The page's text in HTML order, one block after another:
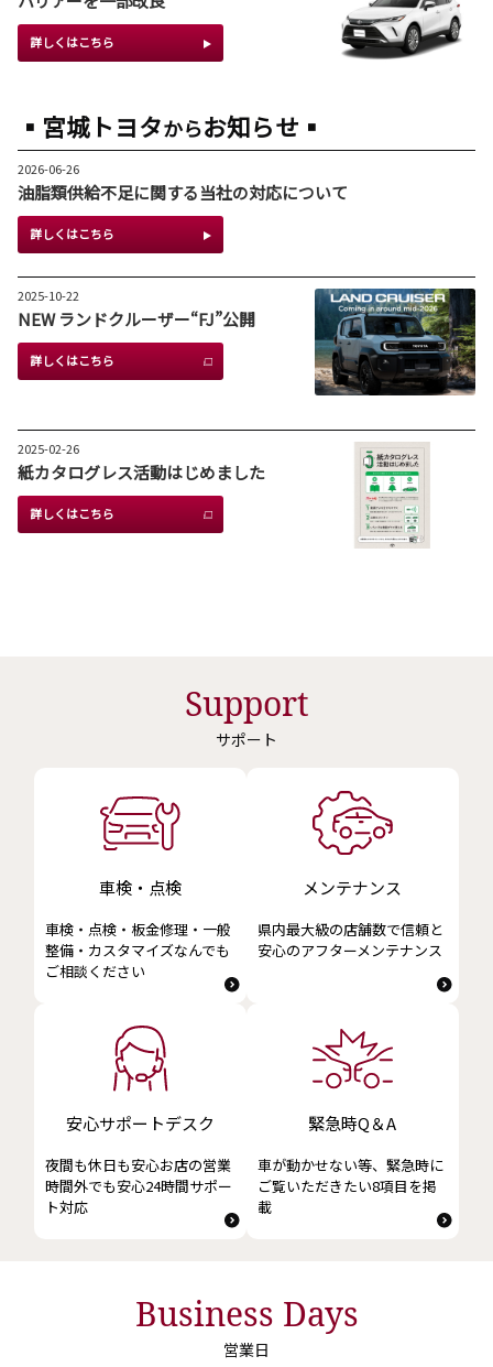
詳しくはこちら
2026-08-03
シエンタを一部改良
詳しくはこちら
2026-06-04
ピクシスバンを一部改良
詳しくはこちら
ヴェルファイアを一部改良
詳しくはこちら
ランドクルーザー FJ を発売
詳しくはこちら
ノアを一部改良
詳しくはこちら
2026-04-10
▪宮城トヨタからお知らせ▪
2026-06-26
油脂類供給不足に関する当社の対応について
詳しくはこちら
2025-10-22
NEW ランドクルーザー“FJ”公開
詳しくはこちら
2025-02-26
紙カタログレス活動はじめました
詳しくはこちら
Support
サポート
車検・点検
車検・点検・板金修理・一般
整備・カスタマイズなんでも
ご相談ください
メンテナンス
県内最大級の店舗数で信頼と
安心のアフターメンテナンス
安心サポートデスク
夜間も休日も安心お店の営業
時間外でも安心24時間サポー
ト対応
緊急時Q＆A
車が動かせない等、緊急時に
ご覧いただきたい8項目を掲
載
Business Days
営業日